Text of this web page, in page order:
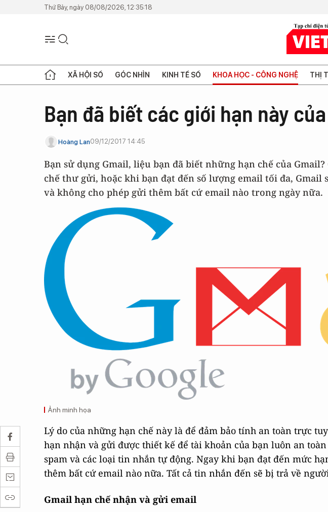
Thứ Bảy, ngày 08/08/2026, 12:35:18
XÃ HỘI SỐ GÓC NHÌN KINH TẾ SỐ KHOA HỌC - CÔNG NGHỆ THỊ
Bạn đã biết các giới hạn này
Hoàng Lan09/12/2017 14:45
Bạn sử dụng Gmail, liệu bạn đã biết những hạn chế của
chế thư gửi, hoặc khi bạn đạt đến số lượng email tối đa, Gmail
và không cho phép gửi thêm bất cứ email nào trong ngày nữa.
Ảnh minh họa
Lý do của những hạn chế này là để đảm bảo tính an toàn trực
hạn nhận và gửi được thiết kế để tài khoản của bạn luôn an
spam và các loại tin nhắn tự động. Ngay khi bạn đạt đến mức
thêm bất cứ email nào nữa. Tất cả tin nhắn đến sẽ bị trả về
Gmail hạn chế nhận và gửi email